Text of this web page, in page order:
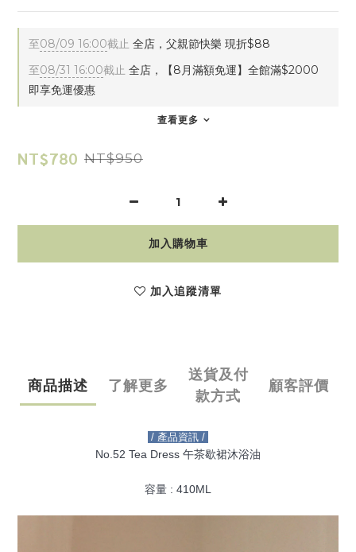
至08/09 16:00截止 全店，父親節快樂 現折$88
至08/31 16:00截止 全店，【8月滿額免運】全館滿$2000
即享免運優惠
查看更多
NT$780 NT$950
加入購物車
加入追蹤清單
商品描述 了解更多
送貨及付
款方式
顧客評價
/ 產品資訊 /
No.52 Tea Dress 午茶歇裙沐浴油
容量 : 410ML